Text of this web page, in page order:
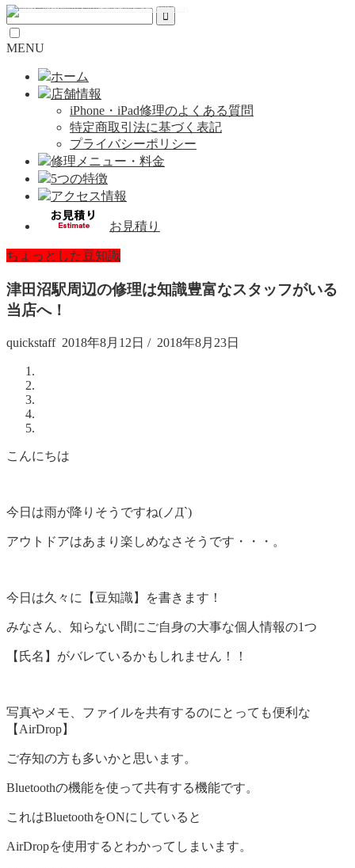
MENU
ホーム
店舗情報
iPhone・iPad修理のよくある質問
特定商取引法に基づく表記
プライバシーポリシー
修理メニュー・料金
5つの特徴
アクセス情報
お見積り
ちょっとした豆知識
津田沼駅周辺の修理は知識豊富なスタッフがいる
当店へ！
quickstaff 2018年8月12日 / 2018年8月23日
こんにちは
今日は雨が降りそうですね(ノД`)
アウトドアはあまり楽しめなさそうです・・・。
今日は久々に【豆知識】を書きます！
みなさん、知らない間にご自身の大事な個人情報の1つ
【氏名】がバレているかもしれません！！
写真やメモ、ファイルを共有するのにとっても便利な
【AirDrop】
ご存知の方も多いかと思います。
Bluetoothの機能を使って共有する機能です。
これはBluetoothをONにしていると
AirDropを使用するとわかってしまいます。